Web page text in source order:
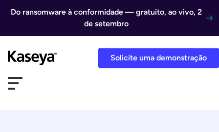
Do ransomware à conformidade — gratuito, ao vivo, 2
de setembro
Solicite uma demonstração